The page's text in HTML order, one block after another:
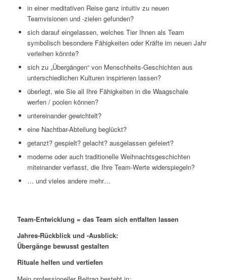
in einer meditativen Reise ganz intuitiv zu neuen
Teamvisionen und -zielen gefunden?
sich darauf eingelassen, welches Tier Ihnen als Team
symbolisch besondere Fähigkeiten oder Kräfte im neuen Jahr
verleihen könnte?
sich zu „Übergängen“ von Menschheits-Geschichten aus
unterschiedlichen Kulturen inspirieren lassen?
überlegt, wie Sie all Ihre Fähigkeiten in die Waagschale
werfen / poolen können?
untereinander gewichtelt?
eine Nachtbar-Abteilung beglückt?
getanzt? gespielt? gelacht? ausgelassen gefeiert?
moderne oder auch traditionelle Weihnachtsgeschichten
miteinander verfasst, die Ihre Team-Werte widerspiegeln?
… und vieles andere mehr…
Team-Entwicklung = das Team sich entfalten lassen
Jahres-Rückblick und -Ausblick:
Übergänge bewusst gestalten
Rituale helfen und vertiefen